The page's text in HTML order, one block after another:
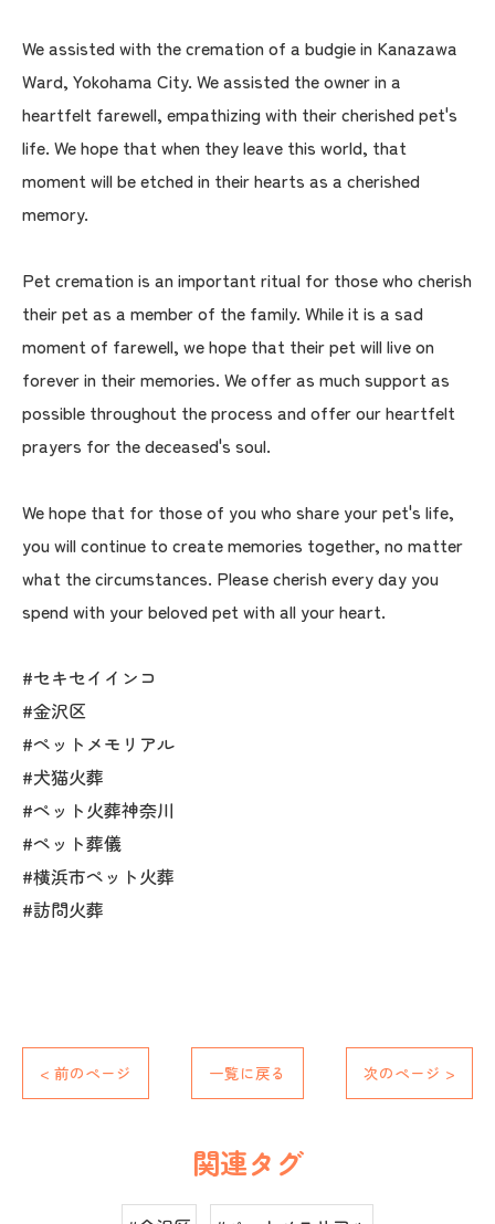
We assisted with the cremation of a budgie in Kanazawa
Ward, Yokohama City. We assisted the owner in a
heartfelt farewell, empathizing with their cherished pet's
life. We hope that when they leave this world, that
moment will be etched in their hearts as a cherished
memory.
Pet cremation is an important ritual for those who cherish
their pet as a member of the family. While it is a sad
moment of farewell, we hope that their pet will live on
forever in their memories. We offer as much support as
possible throughout the process and offer our heartfelt
prayers for the deceased's soul.
We hope that for those of you who share your pet's life,
you will continue to create memories together, no matter
what the circumstances. Please cherish every day you
spend with your beloved pet with all your heart.
#セキセイインコ
#金沢区
#ペットメモリアル
#犬猫火葬
#ペット火葬神奈川
#ペット葬儀
#横浜市ペット火葬
#訪問火葬
< 前のページ 一覧に戻る 次のページ >
関連タグ